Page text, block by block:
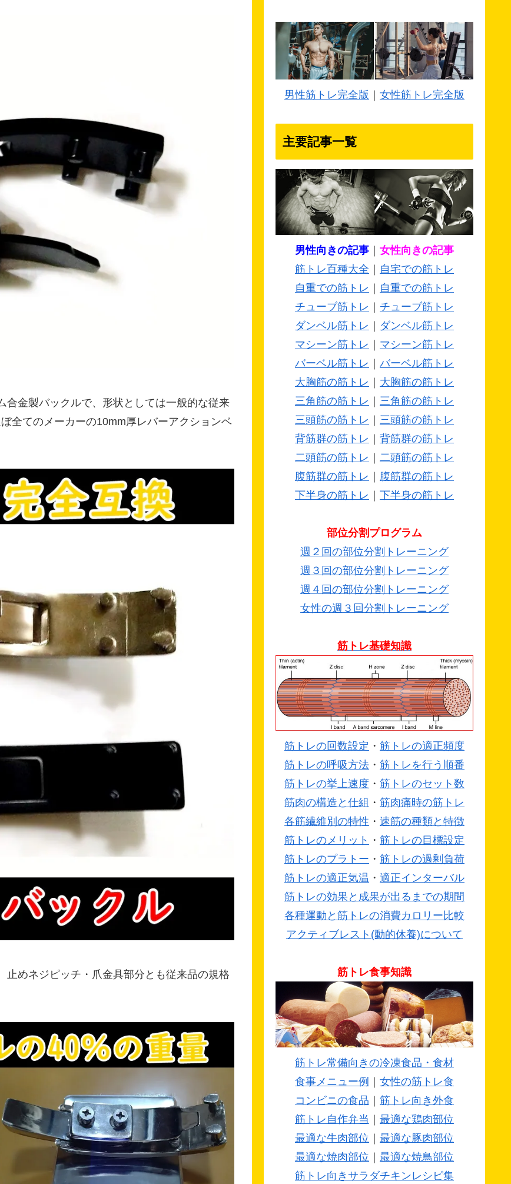
合金製バックルで、形状としては一般的な従来
全てのメーカーの10mm厚レバーアクションベ
めネジピッチ・爪金具部分とも従来品の規格
男性筋トレ完全版 女性筋トレ完全版
主要記事一覧
男性向きの記事 ｜ 女性向きの記事
筋トレ百種大全 ｜ 自宅での筋トレ
自重での筋トレ ｜ 自重での筋トレ
チューブ筋トレ ｜ チューブ筋トレ
ダンベル筋トレ ｜ ダンベル筋トレ
マシーン筋トレ ｜ マシーン筋トレ
バーベル筋トレ ｜ バーベル筋トレ
大胸筋の筋トレ ｜ 大胸筋の筋トレ
三角筋の筋トレ ｜ 三角筋の筋トレ
三頭筋の筋トレ ｜ 三頭筋の筋トレ
背筋群の筋トレ ｜ 背筋群の筋トレ
二頭筋の筋トレ ｜ 二頭筋の筋トレ
腹筋群の筋トレ ｜ 腹筋群の筋トレ
下半身の筋トレ ｜ 下半身の筋トレ
部位分割プログラム
週２回の部位分割トレーニング
週３回の部位分割トレーニング
週４回の部位分割トレーニング
女性の週３回分割トレーニング
筋トレ基礎知識
筋トレの回数設定 ・ 筋トレの適正頻度
筋トレの呼吸方法 ・ 筋トレを行う順番
筋トレの挙上速度 ・ 筋トレのセット数
筋肉の構造と仕組 ・ 筋肉痛時の筋トレ
各筋繊維別の特性 ・ 速筋の種類と特徴
筋トレのメリット ・ 筋トレの目標設定
筋トレのプラトー ・ 筋トレの過剰負荷
筋トレの適正気温 ・ 適正インターバル
筋トレの効果と成果が出るまでの期間
各種運動と筋トレの消費カロリー比較
アクティブレスト(動的休養)について
筋トレ食事知識
筋トレ常備向きの冷凍食品・食材
食事メニュー例
女性の筋トレ食
コンビニの食品
筋トレ向き外食
筋トレ自作弁当
最適な鶏肉部位
最適な牛肉部位
最適な豚肉部位
最適な焼肉部位
最適な焼鳥部位
筋トレ向きサラダチキンレシピ集